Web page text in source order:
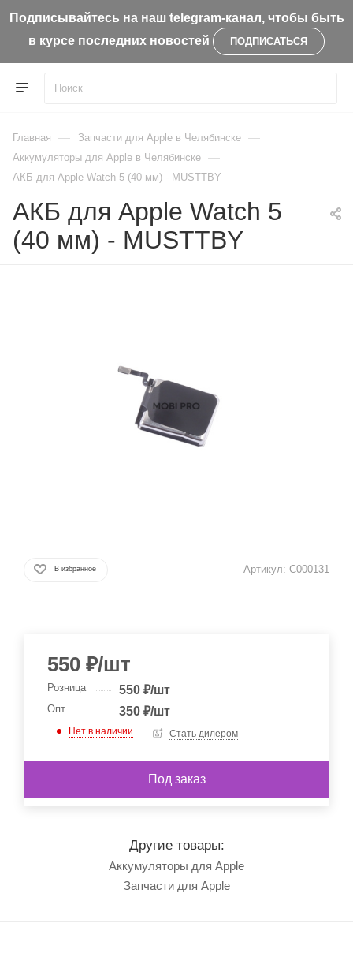
Подписывайтесь на наш telegram-канал, чтобы быть
в курсе последних новостей
ПОДПИСАТЬСЯ
Главная — Запчасти для Apple в Челябинске —
Aккумуляторы для Apple в Челябинске —
АКБ для Apple Watch 5 (40 мм) - MUSTTBY
АКБ для Apple Watch 5
(40 мм) - MUSTTBY
В избранное Артикул: C000131
550 ₽/шт
Розница 550₽/шт
Опт 350₽/шт
Нет в наличии Стать дилером
Под заказ
Другие товары:
Аккумуляторы для Apple
Запчасти для Apple